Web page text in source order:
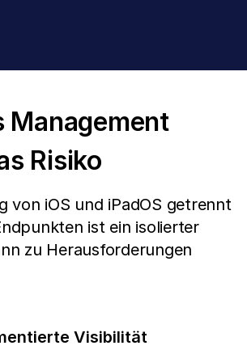
Management
Risiko
von iOS und iPadOS getrennt
ist ein isolierter
zu Herausforderungen
Visibilität